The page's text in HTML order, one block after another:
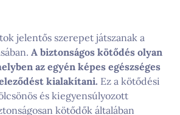
jelentős szerepet játszanak a
A biztonságos kötődés olyan
az egyén képes egészséges
kialakítani. Ez a kötődési
és kiegyensúlyozott
kötődők általában